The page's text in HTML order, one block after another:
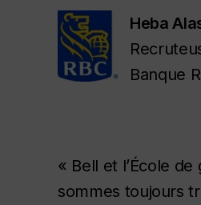
Heba
Banque
« Bell et l’École
sommes toujours